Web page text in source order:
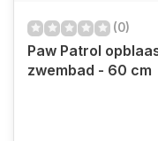
(0)
Paw Patrol
zwembad - 60 cm